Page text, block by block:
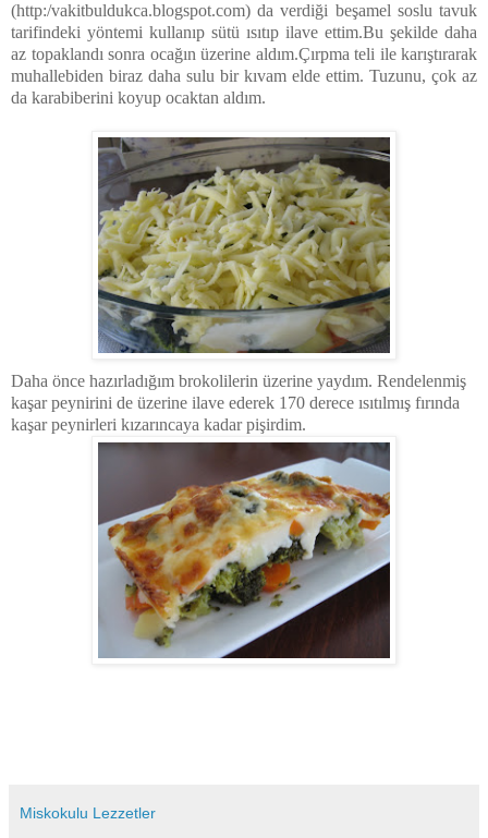
(http:/vakitbuldukca.blogspot.com) da verdiği beşamel soslu tavuk
tarifindeki yöntemi kullanıp sütü ısıtıp ilave ettim.Bu şekilde daha
az topaklandı sonra ocağın üzerine aldım.Çırpma teli ile karıştırarak
muhallebiden biraz daha sulu bir kıvam elde ettim. Tuzunu, çok az
da karabiberini koyup ocaktan aldım.
Daha önce hazırladığım brokolilerin üzerine yaydım. Rendelenmiş
kaşar peynirini de üzerine ilave ederek 170 derece ısıtılmış fırında
kaşar peynirleri kızarıncaya kadar pişirdim.
Miskokulu Lezzetler